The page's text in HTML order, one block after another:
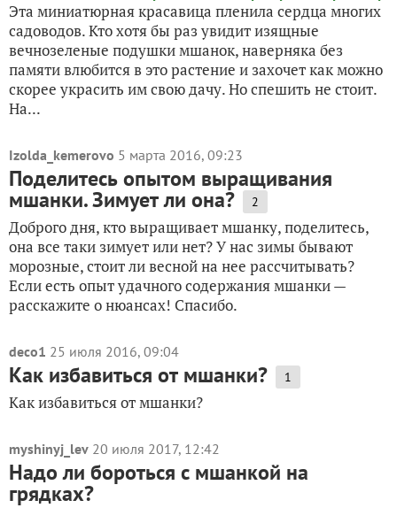
Эта миниатюрная красавица пленила сердца многих
садоводов. Кто хотя бы раз увидит изящные
вечнозеленые подушки мшанок, наверняка без
памяти влюбится в это растение и захочет как можно
скорее украсить им свою дачу. Но спешить не стоит.
На...
Izolda_kemerovo 5 марта 2016, 09:23
Поделитесь опытом выращивания
мшанки. Зимует ли она? 2
Доброго дня, кто выращивает мшанку, поделитесь,
она все таки зимует или нет? У нас зимы бывают
морозные, стоит ли весной на нее рассчитывать?
Если есть опыт удачного содержания мшанки —
расскажите о нюансах! Спасибо.
deco1 25 июля 2016, 09:04
Как избавиться от мшанки? 1
Как избавиться от мшанки?
myshinyj_lev 20 июля 2017, 12:42
Надо ли бороться с мшанкой на
грядках?